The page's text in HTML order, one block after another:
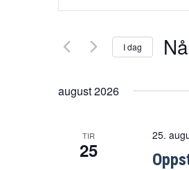
and
Views
Navigation
Søk
etter
I dag Nå
august 2026
TIR
25
25.